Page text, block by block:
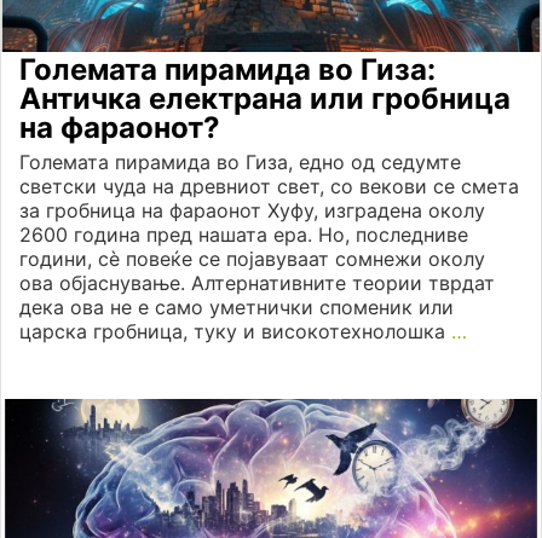
Големата пирамида во Гиза:
Античка електрана или гробница
на фараонот?
Големата пирамида во Гиза, едно од седумте
светски чуда на древниот свет, со векови се смета
за гробница на фараонот Хуфу, изградена околу
2600 година пред нашата ера. Но, последниве
години, сè повеќе се појавуваат сомнежи околу
ова објаснување. Алтернативните теории тврдат
дека ова не е само уметнички споменик или
царска гробница, туку и високотехнолошка …